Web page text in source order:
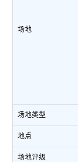
easy (and
attendees to
especially
different
connections
场地
场地类型
地点
场地评级